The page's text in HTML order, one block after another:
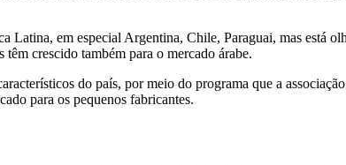
em especial Argentina, Chile, Paraguai, mas está
crescido também para o mercado árabe.
do país, por meio do programa que a
para os pequenos fabricantes.